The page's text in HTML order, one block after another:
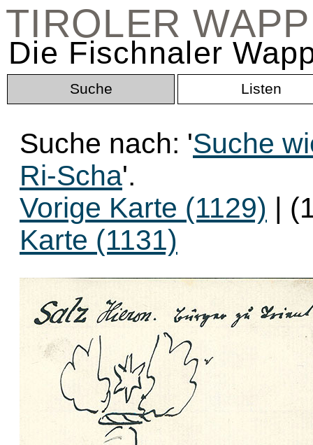
TIROLER
Die Fischnaler
Suche Listen
Suche nach: 'Suche
Ri-Scha'.
Vorige Karte (1129) |
Karte (1131)